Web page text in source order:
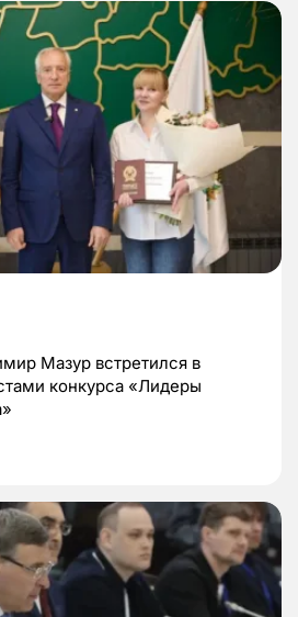
Мазур встретился в
конкурса «Лидеры